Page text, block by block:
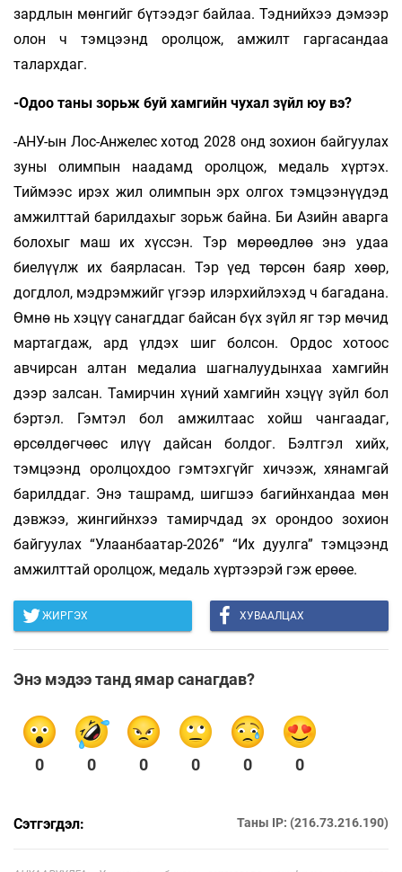
зардлын мөнгийг бүтээдэг байлаа. Тэднийхээ дэмээр
олон ч тэмцээнд оролцож, амжилт гаргасандаа
талархдаг.
-Одоо таны зорьж буй хамгийн чухал зүйл юу вэ?
-АНУ-ын Лос-Анжелес хотод 2028 онд зохион байгуулах
зуны олимпын наадамд орол­­цож, медаль хүртэх.
Тиймээс ирэх жил олимпын эрх олгох тэмцээнүүдэд
амжилттай барилдахыг зорьж байна. Би Азийн аварга
болохыг маш их хүссэн. Тэр мөрөөдлөө энэ удаа
биелүүлж их баярласан. Тэр үед төрсөн баяр хөөр,
догдлол, мэдрэмжийг үгээр илэрхийлэхэд ч багадана.
Өмнө нь хэцүү санагддаг байсан бүх зүйл яг тэр мөчид
мартагдаж, ард үлдэх шиг болсон. Ордос хотоос
авчирсан алтан медалиа шагналуудынхаа хамгийн
дээр залсан. Тамирчин хүний хамгийн хэцүү зүйл бол
бэртэл. Гэмтэл бол амжилтаас хойш чангаадаг,
өрсөлдөгчөөс илүү дайсан болдог. Бэлтгэл хийх,
тэмцээнд оролцохдоо гэмтэхгүйг хичээж, хянамгай
барилддаг. Энэ ташрамд, шигшээ багийнхандаа мөн
дэвжээ, жингийнхээ тамирчдад эх орондоо зохион
байгуулах “Улаанбаатар-2026” “Их дуулга” тэмцээнд
амжилттай оролцож, медаль хүртээрэй гэж ерөөе.
ЖИРГЭХ ХУВААЛЦАХ
Энэ мэдээ танд ямар санагдав?
0 0 0 0 0 0
Сэтгэгдэл: Таны IP: (216.73.216.190)